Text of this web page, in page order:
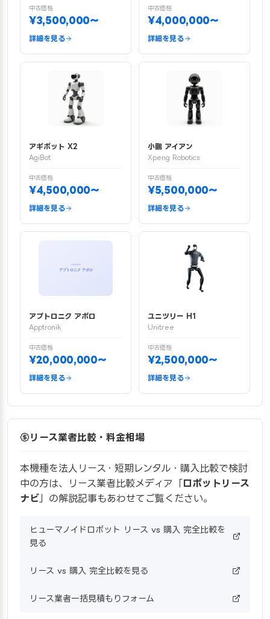
中古価格
¥3,500,000〜
詳細を見る
中古価格
¥4,000,000〜
詳細を見る
アギボット X2
AgiBot
中古価格
¥4,500,000〜
詳細を見る
小鵬 アイアン
Xpeng Robotics
中古価格
¥5,500,000〜
詳細を見る
アプトロニク アポロ
Apptronik
中古価格
¥20,000,000〜
詳細を見る
ユニツリー H1
Unitree
中古価格
¥2,500,000〜
詳細を見る
リース業者比較・料金相場
本機種を法人リース・短期レンタル・購入比較で検討
中の方は、リース業者比較メディア「ロボットリース
ナビ 」の解説記事もあわせてご覧ください。
ヒューマノイドロボット リース vs 購入 完全比較を
見る
リース vs 購入 完全比較を見る
リース業者一括見積もりフォーム